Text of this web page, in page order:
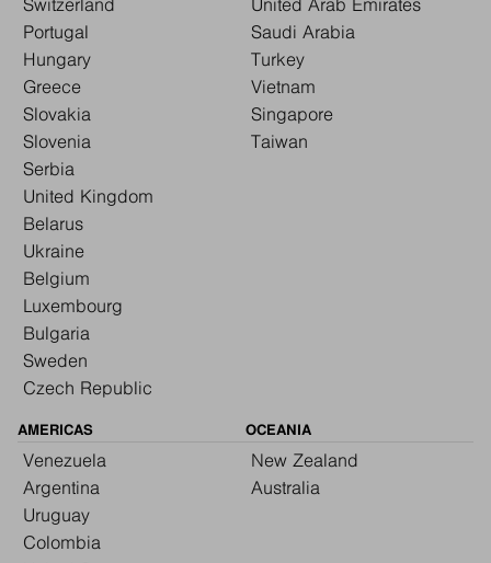
Switzerland
Portugal
Hungary
Greece
Slovakia
Slovenia
Serbia
United Kingdom
Belarus
Ukraine
Belgium
Luxembourg
Bulgaria
Sweden
Czech Republic
United Arab Emirates
Saudi Arabia
Turkey
Vietnam
Singapore
Taiwan
AMERICAS
Venezuela
Argentina
Uruguay
Colombia
OCEANIA
New Zealand
Australia